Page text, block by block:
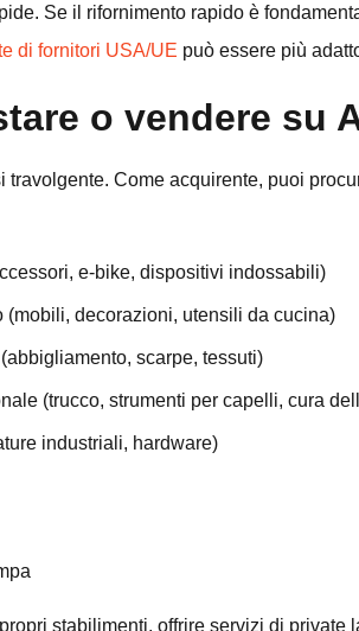
Se il rifornimento rapido è
di fornitori USA/UE può essere più
o vendere su
travolgente. Come acquirente, puoi
e-bike, dispositivi indossabili)
(mobili, decorazioni, utensili da cucina)
scarpe, tessuti)
(trucco, strumenti per capelli, cura
industriali, hardware)
stabilimenti, offrire servizi di private